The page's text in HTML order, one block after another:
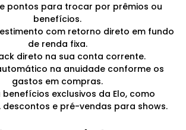
pontos para trocar por prêmios ou
benefícios.
com retorno direto em fundo
de renda fixa.
direto na sua conta corrente.
na anuidade conforme os
gastos em compras.
benefícios exclusivos da Elo, como
descontos e pré-vendas para shows.